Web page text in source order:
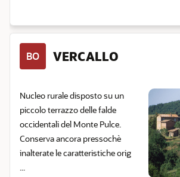
BO VERCALLO
Nucleo rurale disposto su un
piccolo terrazzo delle falde
occidentali del Monte Pulce.
Conserva ancora pressochè
inalterate le caratteristiche orig
...